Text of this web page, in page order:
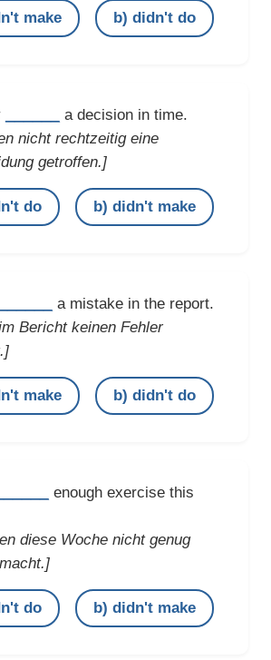
make b) didn't do
a decision in time.
nicht rechtzeitig eine
getroffen.]
do b) didn't make
a mistake in the report.
Bericht keinen Fehler
make b) didn't do
enough exercise this
diese Woche nicht genug
do b) didn't make